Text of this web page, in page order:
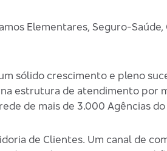
Elementares, Seguro-Saúde,
sólido crescimento e pleno
estrutura de atendimento por
de mais de 3.000 Agências do
de Clientes. Um canal de